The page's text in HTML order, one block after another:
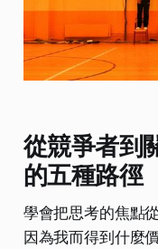
從競爭者到
的五種路徑
學會把思考的焦點
因為我而得到什麼